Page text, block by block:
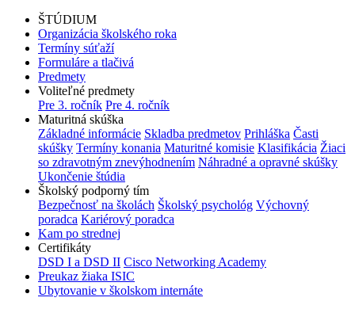
ŠTÚDIUM
Organizácia školského roka
Termíny súťaží
Formuláre a tlačivá
Predmety
Voliteľné predmety
Pre 3. ročník Pre 4. ročník
Maturitná skúška
Základné informácie Skladba predmetov Prihláška Časti
skúšky Termíny konania Maturitné komisie Klasifikácia Žiaci
so zdravotným znevýhodnením Náhradné a opravné skúšky
Ukončenie štúdia
Školský podporný tím
Bezpečnosť na školách Školský psychológ Výchovný
poradca Kariérový poradca
Kam po strednej
Certifikáty
DSD I a DSD II Cisco Networking Academy
Preukaz žiaka ISIC
Ubytovanie v školskom internáte